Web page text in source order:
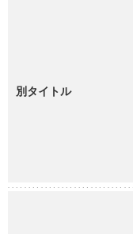
別タイトル